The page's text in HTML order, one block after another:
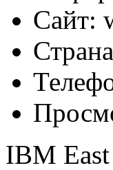
Сайт:
IBM